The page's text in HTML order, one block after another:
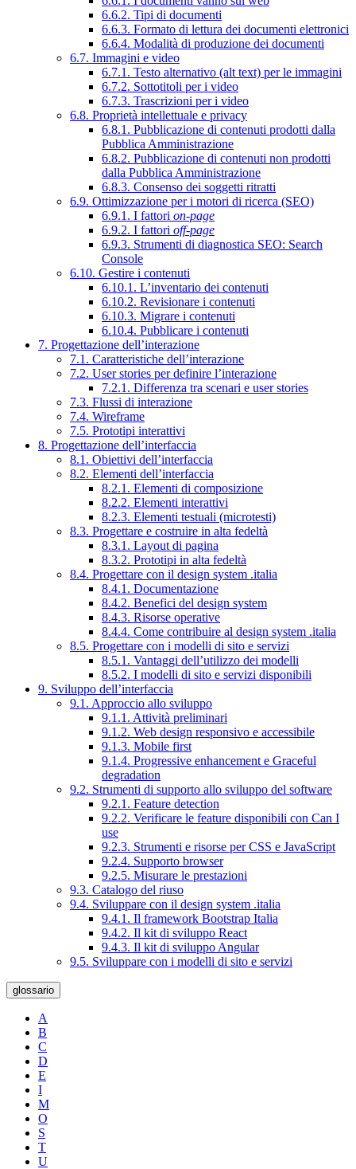
6.6.2. Tipi di documenti
6.6.3. Formato di lettura dei documenti elettronici
6.6.4. Modalità di produzione dei documenti
6.7. Immagini e video
6.7.1. Testo alternativo (alt text) per le immagini
6.7.2. Sottotitoli per i video
6.7.3. Trascrizioni per i video
6.8. Proprietà intellettuale e privacy
6.8.1. Pubblicazione di contenuti prodotti dalla
Pubblica Amministrazione
6.8.2. Pubblicazione di contenuti non prodotti
dalla Pubblica Amministrazione
6.8.3. Consenso dei soggetti ritratti
6.9. Ottimizzazione per i motori di ricerca (SEO)
6.9.1. I fattori on-page
6.9.2. I fattori off-page
6.9.3. Strumenti di diagnostica SEO: Search
Console
6.10. Gestire i contenuti
6.10.1. L’inventario dei contenuti
6.10.2. Revisionare i contenuti
6.10.3. Migrare i contenuti
6.10.4. Pubblicare i contenuti
7. Progettazione dell’interazione
7.1. Caratteristiche dell’interazione
7.2. User stories per definire l’interazione
7.2.1. Differenza tra scenari e user stories
7.3. Flussi di interazione
7.4. Wireframe
7.5. Prototipi interattivi
8. Progettazione dell’interfaccia
8.1. Obiettivi dell’interfaccia
8.2. Elementi dell’interfaccia
8.2.1. Elementi di composizione
8.2.2. Elementi interattivi
8.2.3. Elementi testuali (microtesti)
8.3. Progettare e costruire in alta fedeltà
8.3.1. Layout di pagina
8.3.2. Prototipi in alta fedeltà
8.4. Progettare con il design system .italia
8.4.1. Documentazione
8.4.2. Benefici del design system
8.4.3. Risorse operative
8.4.4. Come contribuire al design system .italia
8.5. Progettare con i modelli di sito e servizi
8.5.1. Vantaggi dell’utilizzo dei modelli
8.5.2. I modelli di sito e servizi disponibili
9. Sviluppo dell’interfaccia
9.1. Approccio allo sviluppo
9.1.1. Attività preliminari
9.1.2. Web design responsivo e accessibile
9.1.3. Mobile first
9.1.4. Progressive enhancement e Graceful
degradation
9.2. Strumenti di supporto allo sviluppo del software
9.2.1. Feature detection
9.2.2. Verificare le feature disponibili con Can I
use
9.2.3. Strumenti e risorse per CSS e JavaScript
9.2.4. Supporto browser
9.2.5. Misurare le prestazioni
9.3. Catalogo del riuso
9.4. Sviluppare con il design system .italia
9.4.1. Il framework Bootstrap Italia
9.4.2. Il kit di sviluppo React
9.4.3. Il kit di sviluppo Angular
9.5. Sviluppare con i modelli di sito e servizi
glossario
A
B
C
D
E
I
M
O
S
T
U